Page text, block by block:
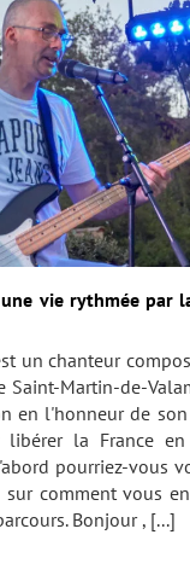
vie rythmée par
un chanteur
Saint-Martin-de-
en l'honneur de
la France
pourriez-vous
comment vous
Bonjour , [...]